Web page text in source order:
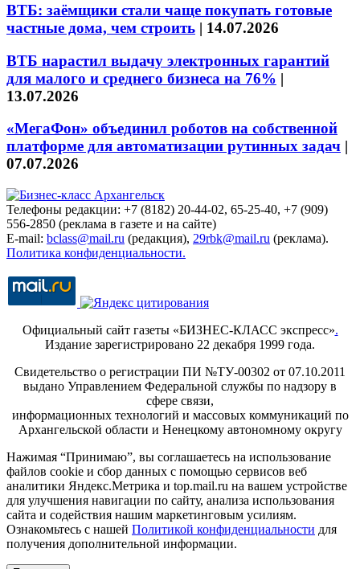
ВТБ: заёмщики стали чаще покупать готовые
частные дома, чем строить | 14.07.2026
ВТБ нарастил выдачу электронных гарантий
для малого и среднего бизнеса на 76% |
13.07.2026
«МегаФон» объединил роботов на собственной
платформе для автоматизации рутинных задач |
07.07.2026
Телефоны редакции: +7 (8182) 20-44-02, 65-25-40, +7 (909)
556-2850 (реклама в газете и на сайте)
E-mail: bclass@mail.ru (редакция), 29rbk@mail.ru (реклама).
Политика конфиденциальности.
Официальный сайт газеты «БИЗНЕС-КЛАСС экспресс».
Издание зарегистрировано 22 декабря 1999 года.
Свидетельство о регистрации ПИ №ТУ-00302 от 07.10.2011
выдано Управлением Федеральной службы по надзору в
сфере связи,
информационных технологий и массовых коммуникаций по
Архангельской области и Ненецкому автономному округу
Нажимая “Принимаю”, вы соглашаетесь на использование
файлов cookie и сбор данных с помощью сервисов веб
аналитики Яндекс.Метрика и top.mail.ru на вашем устройстве
для улучшения навигации по сайту, анализа использования
сайта и содействия нашим маркетинговым усилиям.
Ознакомьтесь с нашей Политикой конфиденциальности для
получения дополнительной информации.